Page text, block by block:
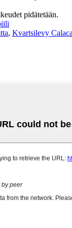
pidätetään.
, Kvartsilevy